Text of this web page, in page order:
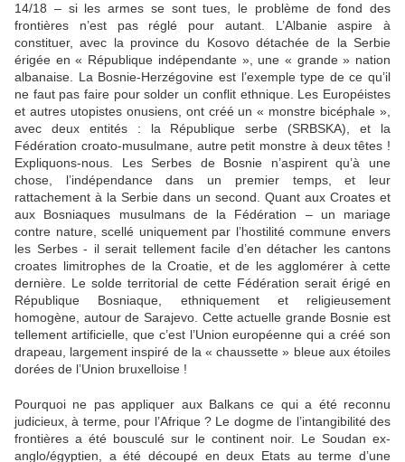
14/18 – si les armes se sont tues, le problème de fond des
frontières n’est pas réglé pour autant. L’Albanie aspire à
constituer, avec la province du Kosovo détachée de la Serbie
érigée en « République indépendante », une « grande » nation
albanaise. La Bosnie-Herzégovine est l’exemple type de ce qu’il
ne faut pas faire pour solder un conflit ethnique. Les Européistes
et autres utopistes onusiens, ont créé un « monstre bicéphale »,
avec deux entités : la République serbe (SRBSKA), et la
Fédération croato-musulmane, autre petit monstre à deux têtes !
Expliquons-nous. Les Serbes de Bosnie n’aspirent qu’à une
chose, l’indépendance dans un premier temps, et leur
rattachement à la Serbie dans un second. Quant aux Croates et
aux Bosniaques musulmans de la Fédération – un mariage
contre nature, scellé uniquement par l’hostilité commune envers
les Serbes - il serait tellement facile d’en détacher les cantons
croates limitrophes de la Croatie, et de les agglomérer à cette
dernière. Le solde territorial de cette Fédération serait érigé en
République Bosniaque, ethniquement et religieusement
homogène, autour de Sarajevo. Cette actuelle grande Bosnie est
tellement artificielle, que c’est l’Union européenne qui a créé son
drapeau, largement inspiré de la « chaussette » bleue aux étoiles
dorées de l’Union bruxelloise !
Pourquoi ne pas appliquer aux Balkans ce qui a été reconnu
judicieux, à terme, pour l’Afrique ? Le dogme de l’intangibilité des
frontières a été bousculé sur le continent noir. Le Soudan ex-
anglo/égyptien, a été découpé en deux Etats au terme d’une